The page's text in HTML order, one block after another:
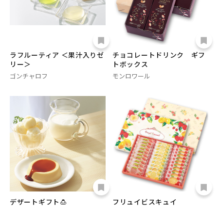
ラフルーティア ＜果汁入りゼ
リー＞
ゴンチャロフ
チョコレートドリンク ギフ
トボックス
モンロワール
デザートギフト🍮 フリュイビスキュイ